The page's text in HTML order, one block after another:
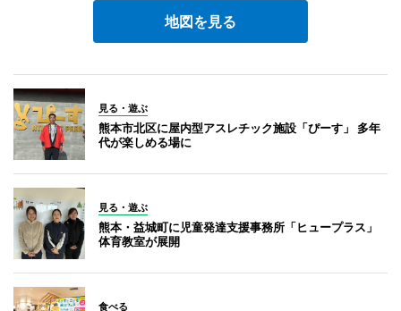
地図を見る
見る・遊ぶ
熊本市北区に屋内型アスレチック施設「ぴーす」 多年
代が楽しめる場に
見る・遊ぶ
熊本・益城町に児童発達支援事務所「ヒュープラス」
体育教室が展開
食べる